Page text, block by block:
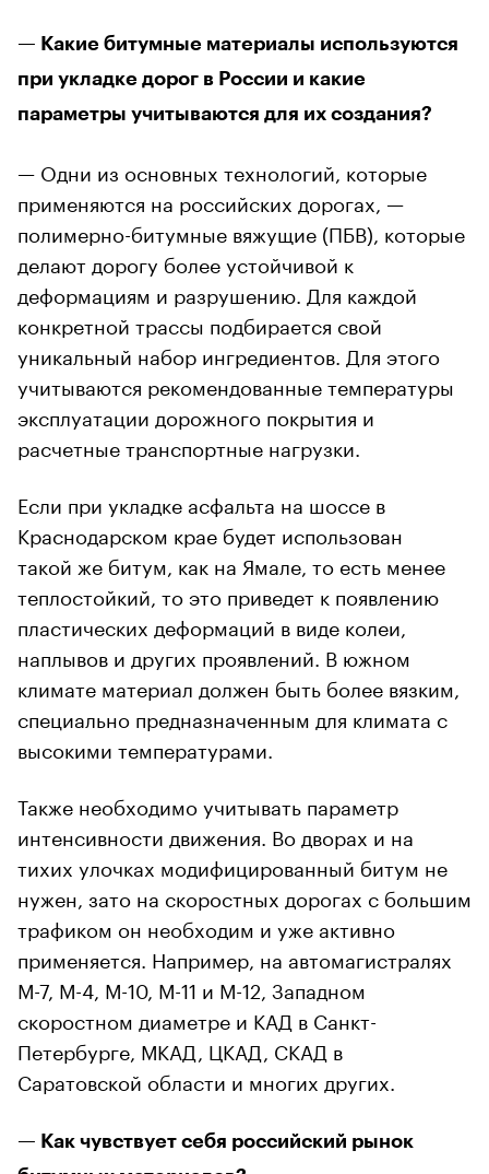
— Какие битумные материалы используются
при укладке дорог в России и какие
параметры учитываются для их создания?
— Одни из основных технологий, которые
применяются на российских дорогах, —
полимерно-битумные вяжущие (ПБВ), которые
делают дорогу более устойчивой к
деформациям и разрушению. Для каждой
конкретной трассы подбирается свой
уникальный набор ингредиентов. Для этого
учитываются рекомендованные температуры
эксплуатации дорожного покрытия и
расчетные транспортные нагрузки.
Если при укладке асфальта на шоссе в
Краснодарском крае будет использован
такой же битум, как на Ямале, то есть менее
теплостойкий, то это приведет к появлению
пластических деформаций в виде колеи,
наплывов и других проявлений. В южном
климате материал должен быть более вязким,
специально предназначенным для климата с
высокими температурами.
Также необходимо учитывать параметр
интенсивности движения. Во дворах и на
тихих улочках модифицированный битум не
нужен, зато на скоростных дорогах с большим
трафиком он необходим и уже активно
применяется. Например, на автомагистралях
М-7, М-4, М-10, М-11 и М-12, Западном
скоростном диаметре и КАД в Санкт-
Петербурге, МКАД, ЦКАД, СКАД в
Саратовской области и многих других.
— Как чувствует себя российский рынок